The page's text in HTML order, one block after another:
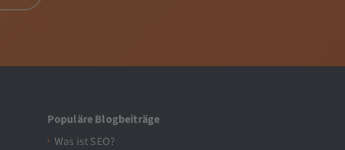
Populäre Blogbeiträge
Was ist SEO?